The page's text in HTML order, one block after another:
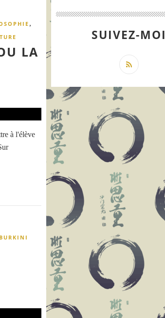
,
LA
à l'élève
BURKINI
SUIVEZ-MOI